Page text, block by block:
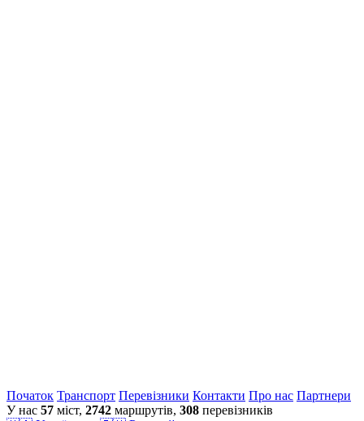
Початок Транспорт Перевiзники Контакти Про нас Партнери
У нас 57 міст, 2742 маршрутів, 308 перевізників